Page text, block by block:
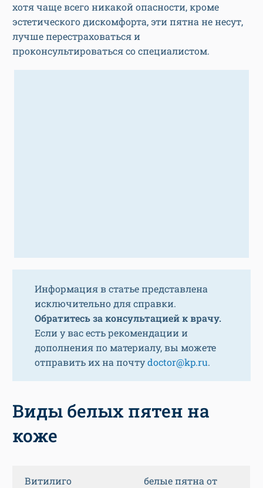
хотя чаще всего никакой опасности, кроме
эстетического дискомфорта, эти пятна не несут,
лучше перестраховаться и
проконсультироваться со специалистом.
Информация в статье представлена
исключительно для справки.
Обратитесь за консультацией к врачу.
Если у вас есть рекомендации и
дополнения по материалу, вы можете
отправить их на почтуdoctor@kp.ru.
Виды белых пятен на
коже
Витилиго
белые пятна от